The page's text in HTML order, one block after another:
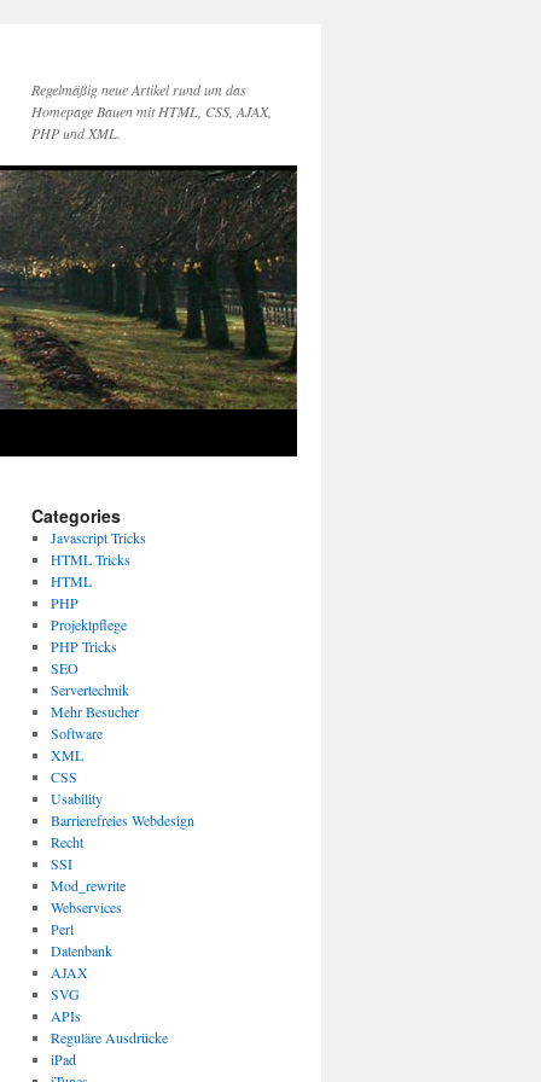
Regelmäßig neue Artikel rund um das
Homepage Bauen mit HTML, CSS, AJAX,
PHP und XML.
Categories
Javascript Tricks
HTML Tricks
HTML
PHP
Projektpflege
PHP Tricks
SEO
Servertechnik
Mehr Besucher
Software
XML
CSS
Usability
Barrierefreies Webdesign
Recht
SSI
Mod_rewrite
Webservices
Perl
Datenbank
AJAX
SVG
APIs
Reguläre Ausdrücke
iPad